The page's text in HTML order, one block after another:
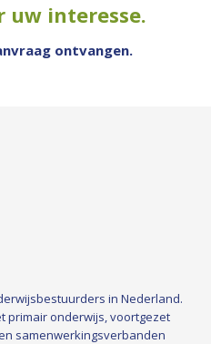
uw interesse.
ontvangen.
in Nederland.
primair onderwijs, voortgezet
samenwerkingsverbanden